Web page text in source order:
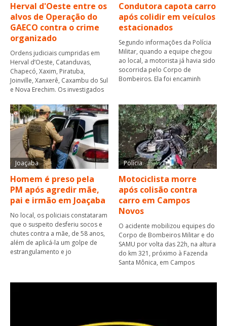
Herval d'Oeste entre os
alvos de Operação do
GAECO contra o crime
organizado
Ordens judiciais cumpridas em
Herval d’Oeste, Catanduvas,
Chapecó, Xaxim, Piratuba,
Joinville, Xanxerê, Caxambu do Sul
e Nova Erechim. Os investigados
Condutora capota carro
após colidir em veículos
estacionados
Segundo informações da Polícia
Militar, quando a equipe chegou
ao local, a motorista já havia sido
socorrida pelo Corpo de
Bombeiros. Ela foi encaminh
Joaçaba
Homem é preso pela
PM após agredir mãe,
pai e irmão em Joaçaba
No local, os policiais constataram
que o suspeito desferiu socos e
chutes contra a mãe, de 58 anos,
além de aplicá-la um golpe de
estrangulamento e jo
Polícia
Motociclista morre
após colisão contra
carro em Campos
Novos
O acidente mobilizou equipes do
Corpo de Bombeiros Militar e do
SAMU por volta das 22h, na altura
do km 321, próximo à Fazenda
Santa Mônica, em Campos